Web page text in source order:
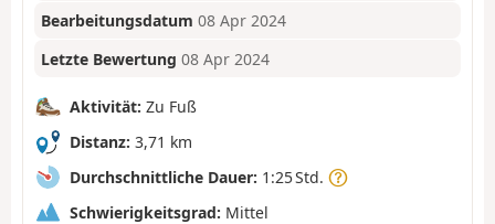
Bearbeitungsdatum 08 Apr 2024
Letzte Bewertung 08 Apr 2024
Aktivität: Zu Fuß
Distanz: 3,71 km
Durchschnittliche Dauer: 1:25 Std.
Schwierigkeitsgrad: Mittel